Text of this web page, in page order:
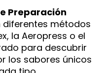
Preparación
diferentes métodos
la Aeropress o el
para descubrir
los sabores únicos